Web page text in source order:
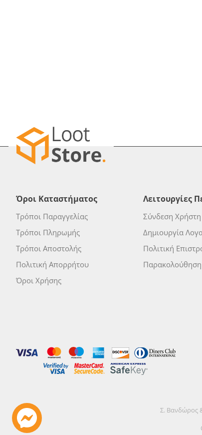
Όροι Καταστήματος
Τρόποι Παραγγελίας
Τρόποι Πληρωμής
Τρόποι Αποστολής
Πολιτική Απορρήτου
Όροι Χρήσης
Λειτουργίες
Σύνδεση Χρήστη
Δημιουργία
Πολιτική
Παρακολούθηση
Σ. Βανδώρος